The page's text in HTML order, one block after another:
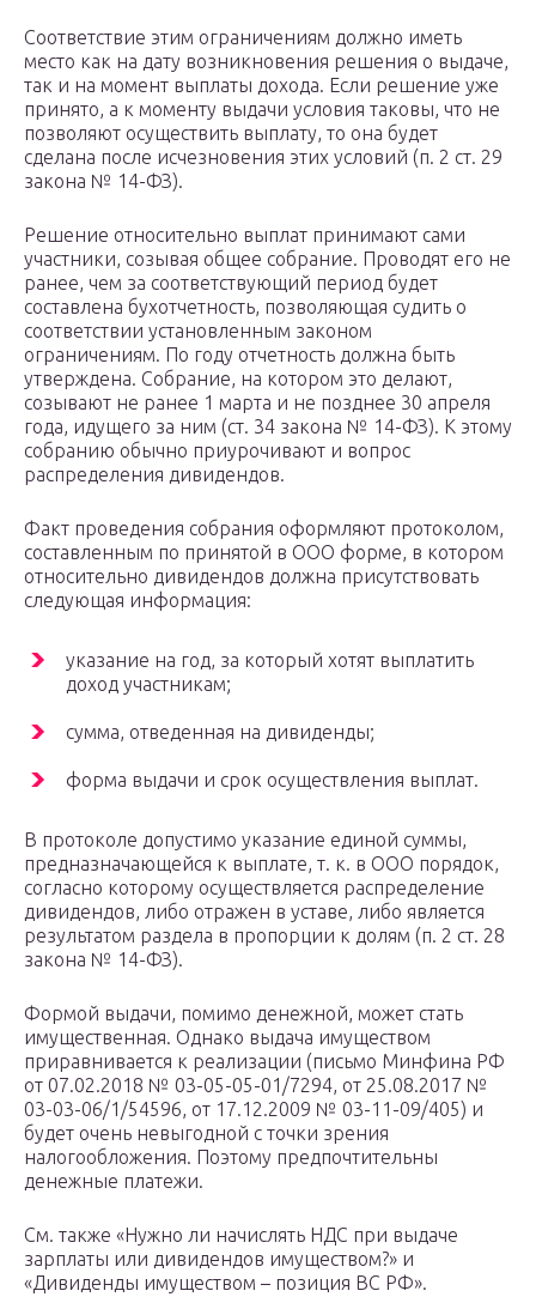
Соответствие этим ограничениям должно иметь
место как на дату возникновения решения о выдаче,
так и на момент выплаты дохода. Если решение уже
принято, а к моменту выдачи условия таковы, что не
позволяют осуществить выплату, то она будет
сделана после исчезновения этих условий (п. 2 ст. 29
закона № 14-ФЗ).
Решение относительно выплат принимают сами
участники, созывая общее собрание. Проводят его не
ранее, чем за соответствующий период будет
составлена бухотчетность, позволяющая судить о
соответствии установленным законом
ограничениям. По году отчетность должна быть
утверждена. Собрание, на котором это делают,
созывают не ранее 1 марта и не позднее 30 апреля
года, идущего за ним (ст. 34 закона № 14-ФЗ). К этому
собранию обычно приурочивают и вопрос
распределения дивидендов.
Факт проведения собрания оформляют протоколом,
составленным по принятой в ООО форме, в котором
относительно дивидендов должна присутствовать
следующая информация:
указание на год, за который хотят выплатить
доход участникам;
сумма, отведенная на дивиденды;
форма выдачи и срок осуществления выплат.
В протоколе допустимо указание единой суммы,
предназначающейся к выплате, т. к. в ООО порядок,
согласно которому осуществляется распределение
дивидендов, либо отражен в уставе, либо является
результатом раздела в пропорции к долям (п. 2 ст. 28
закона № 14-ФЗ).
Формой выдачи, помимо денежной, может стать
имущественная. Однако выдача имуществом
приравнивается к реализации (письмо Минфина РФ
от 07.02.2018 № 03-05-05-01/7294, от 25.08.2017 №
03-03-06/1/54596, от 17.12.2009 № 03-11-09/405) и
будет очень невыгодной с точки зрения
налогообложения. Поэтому предпочтительны
денежные платежи.
См. также «Нужно ли начислять НДС при выдаче
зарплаты или дивидендов имуществом?» и
«Дивиденды имуществом – позиция ВС РФ».